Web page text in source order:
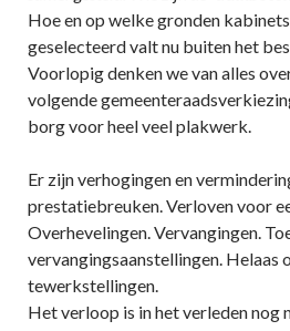
Hoe en op welke gronden
geselecteerd valt nu buiten het
Voorlopig denken we van alles
volgende
borg voor heel veel plakwerk.
Er zijn verhogingen en
prestatiebreuken. Verloven voor
Overhevelingen. Vervangingen.
vervangingsaanstellingen. Helaas
tewerkstellingen.
Het verloop is in het verleden